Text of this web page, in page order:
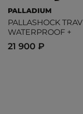
PALLADIUM
PALLASHOCK
WATERPROOF +
21 900 ₽